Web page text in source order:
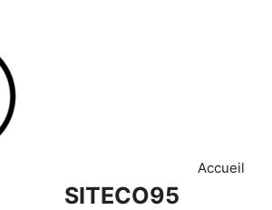
SITECO95
Accueil